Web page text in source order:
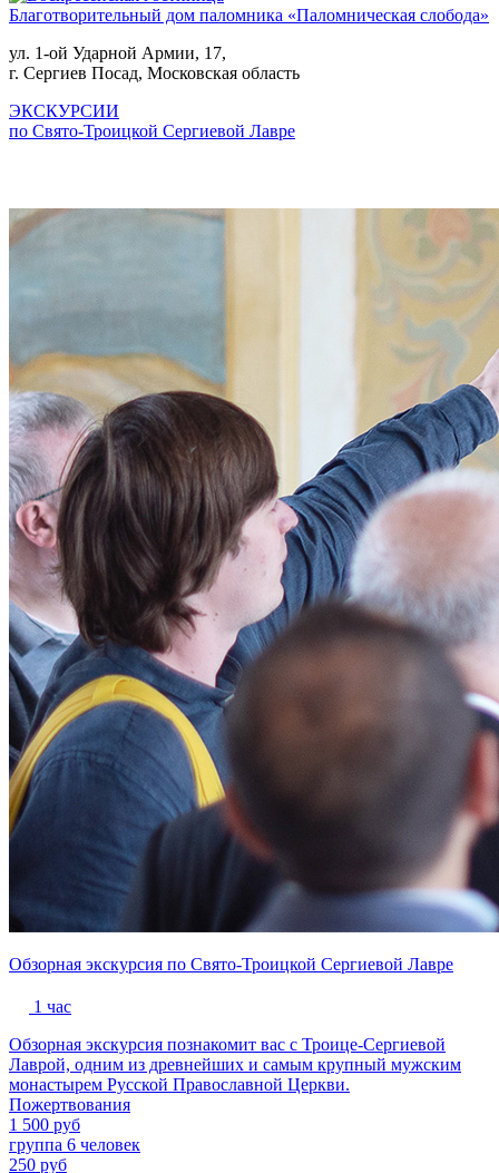
Благотворительный дом паломника «Паломническая слобода»
ул. 1-ой Ударной Армии, 17,
г. Сергиев Посад, Московская область
ЭКСКУРСИИ
по Свято-Троицкой Сергиевой Лавре
Обзорная экскурсия по Свято-Троицкой Сергиевой Лавре
1 час
Обзорная экскурсия познакомит вас с Троице-Сергиевой
Лаврой, одним из древнейших и самым крупный мужским
монастырем Русской Православной Церкви.
Пожертвования
1 500 руб
группа 6 человек
250 руб